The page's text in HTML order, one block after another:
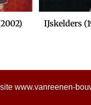
IJskelders
www.vanreenen-